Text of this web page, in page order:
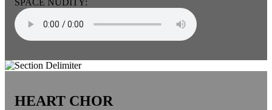
SPACE NUDITY:
HEART CHOR